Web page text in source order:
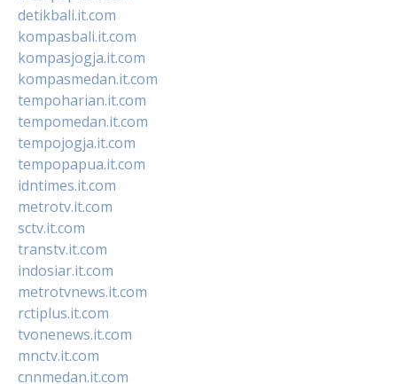
detikbali.it.com
kompasbali.it.com
kompasjogja.it.com
kompasmedan.it.com
tempoharian.it.com
tempomedan.it.com
tempojogja.it.com
tempopapua.it.com
idntimes.it.com
metrotv.it.com
sctv.it.com
transtv.it.com
indosiar.it.com
metrotvnews.it.com
rctiplus.it.com
tvonenews.it.com
mnctv.it.com
cnnmedan.it.com